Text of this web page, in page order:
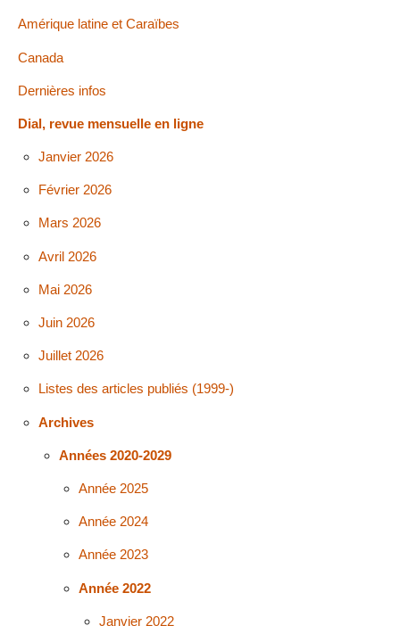
Amérique latine et Caraïbes
Canada
Dernières infos
Dial, revue mensuelle en ligne
Janvier 2026
Février 2026
Mars 2026
Avril 2026
Mai 2026
Juin 2026
Juillet 2026
Listes des articles publiés (1999-)
Archives
Années 2020-2029
Année 2025
Année 2024
Année 2023
Année 2022
Janvier 2022